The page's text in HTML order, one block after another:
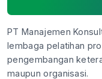
PT Manajemen
lembaga pelatihan
pengembangan
maupun organisasi.